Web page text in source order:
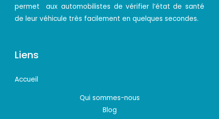
permet aux automobilistes de vérifier l’état de santé
de leur véhicule très facilement en quelques secondes.
Liens
Accueil
Qui sommes-nous
Blog